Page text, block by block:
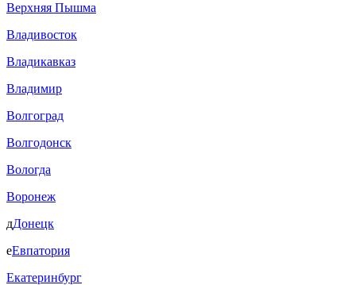
Верхняя Пышма
Владивосток
Владикавказ
Владимир
Волгоград
Волгодонск
Вологда
Воронеж
дДонецк
еЕвпатория
Екатеринбург